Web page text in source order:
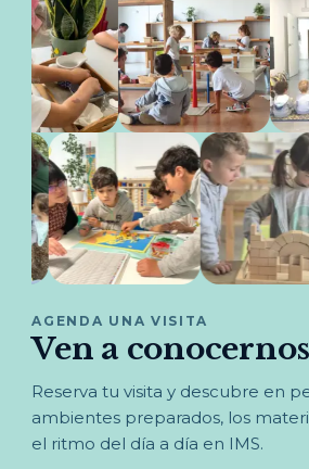
AGENDA UNA VISITA
Ven a conocernos
Reserva tu visita y descubre en
ambientes preparados, los
el ritmo del día a día en IMS.